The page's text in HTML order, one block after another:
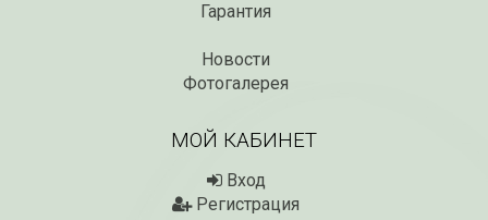
Гарантия
Новости
Фотогалерея
МОЙ КАБИНЕТ
Вход
Регистрация